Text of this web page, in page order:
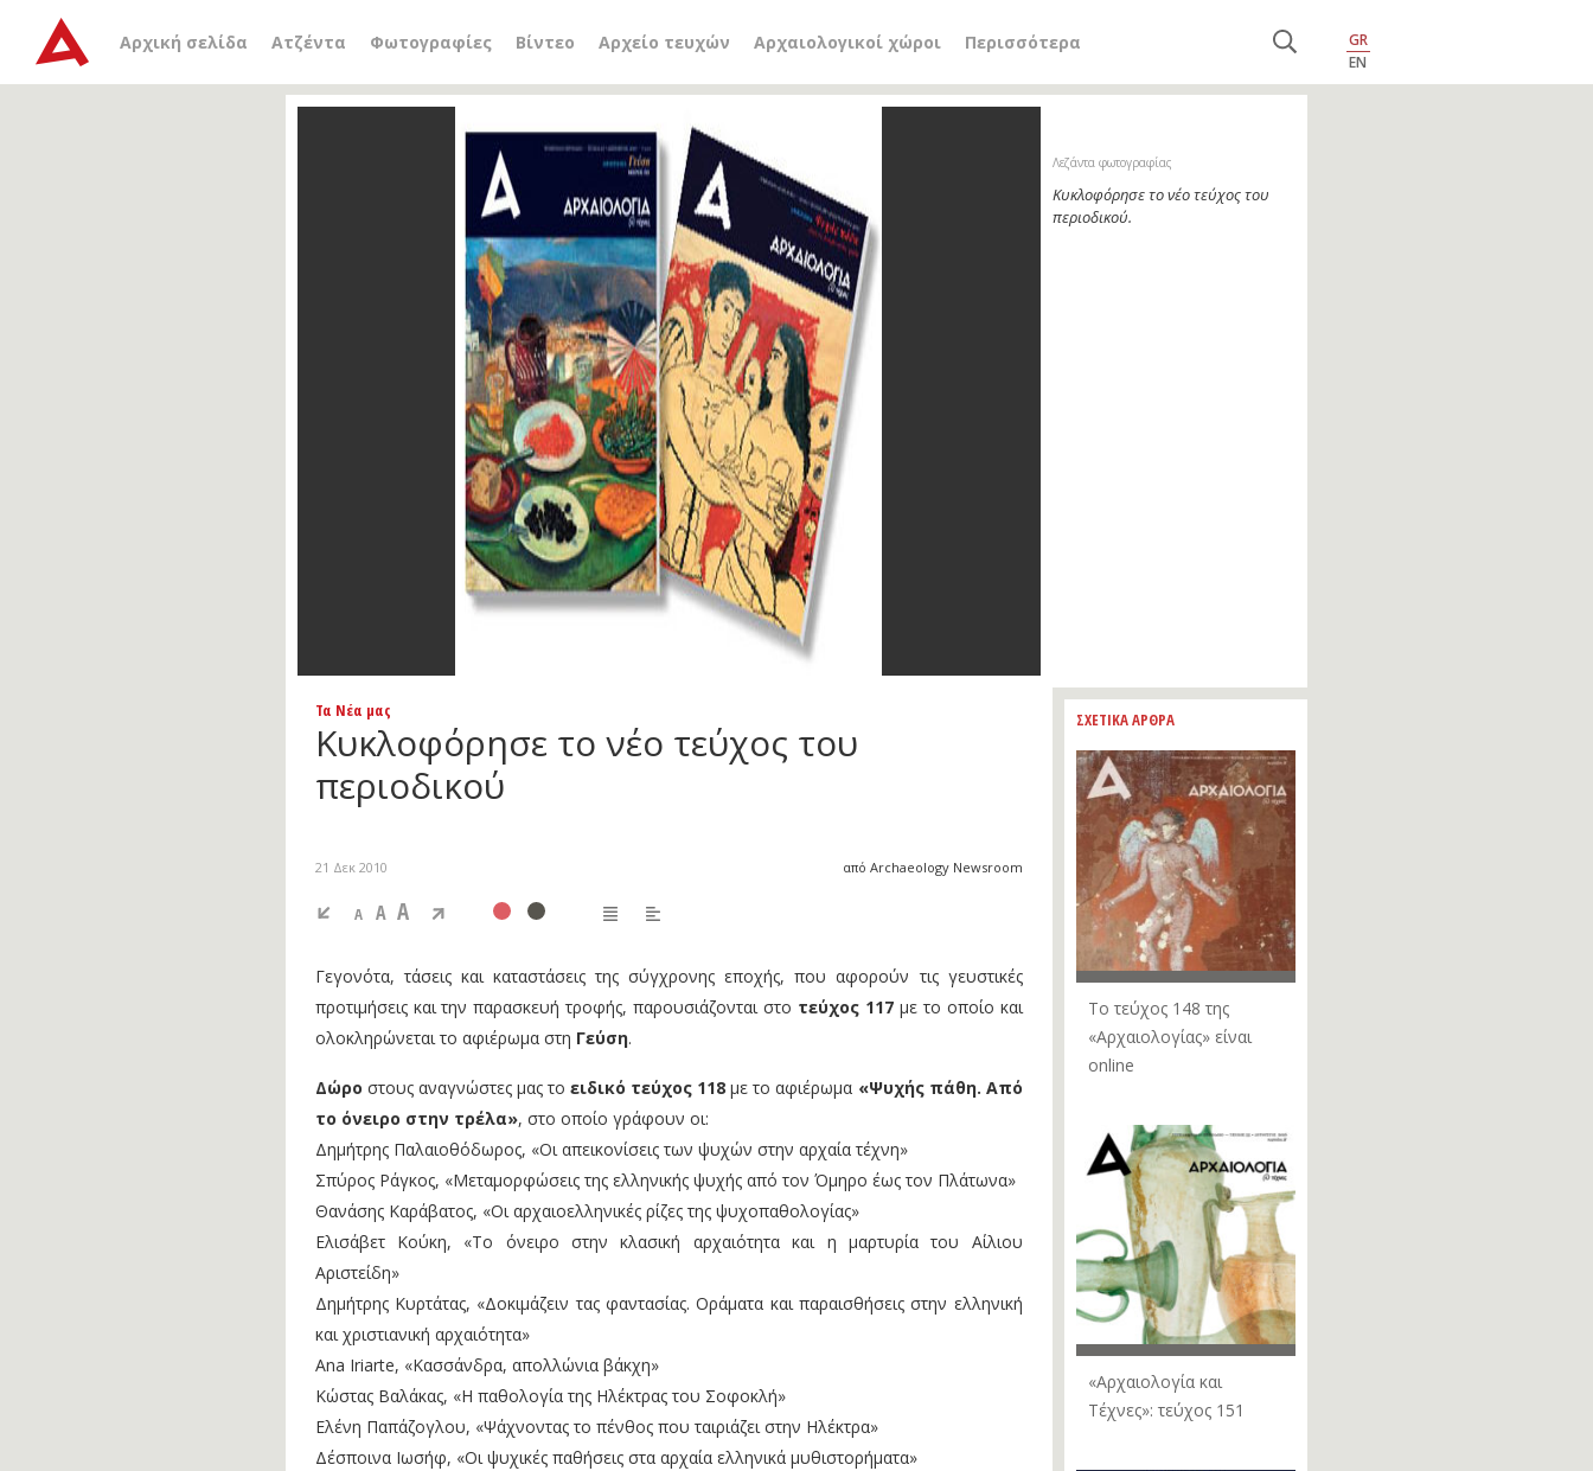
Αρχική σελίδα Ατζέντα Φωτογραφίες Βίντεο Αρχείο τευχών Αρχαιολογικοί χώροι Περισσότερα
GR
EN
Λεζάντα φωτογραφίας
Κυκλοφόρησε το νέο τεύχος του
περιοδικού.
Τα Νέα μας
Κυκλοφόρησε το νέο τεύχος του
περιοδικού
21 Δεκ 2010 από Archaeology Newsroom
A A A
Γεγονότα, τάσεις και καταστάσεις της σύγχρονης εποχής, που αφορούν τις γευστικές
προτιμήσεις και την παρασκευή τροφής, παρουσιάζονται στο τεύχος 117 με το οποίο και
ολοκληρώνεται το αφιέρωμα στη Γεύση.
Δώρο στους αναγνώστες μας τοειδικό τεύχος 118με το αφιέρωμα «Ψυχής πάθη. Από
το όνειρο στην τρέλα», στο οποίο γράφουν οι:
Δημήτρης Παλαιοθόδωρος, «Οι απεικονίσεις των ψυχών στην αρχαία τέχνη»
Σπύρος Ράγκος, «Μεταμορφώσεις της ελληνικής ψυχής από τον Όμηρο έως τον Πλάτωνα»
Θανάσης Καράβατος, «Οι αρχαιοελληνικές ρίζες της ψυχοπαθολογίας»
Ελισάβετ Κούκη, «Το όνειρο στην κλασική αρχαιότητα και η μαρτυρία του Αίλιου
Αριστείδη»
Δημήτρης Κυρτάτας, «Δοκιμάζειν τας φαντασίας. Οράματα και παραισθήσεις στην ελληνική
και χριστιανική αρχαιότητα»
Ana Iriarte, «Κασσάνδρα, απολλώνια βάκχη»
Κώστας Βαλάκας, «Η παθολογία της Ηλέκτρας του Σοφοκλή»
Ελένη Παπάζογλου, «Ψάχνοντας το πένθος που ταιριάζει στην Ηλέκτρα»
Δέσποινα Ιωσήφ, «Οι ψυχικές παθήσεις στα αρχαία ελληνικά μυθιστορήματα»
ΣΧΕΤΙΚΑ ΑΡΘΡΑ
Το τεύχος 148 της
«Αρχαιολογίας» είναι
online
«Αρχαιολογία και
Τέχνες»: τεύχος 151